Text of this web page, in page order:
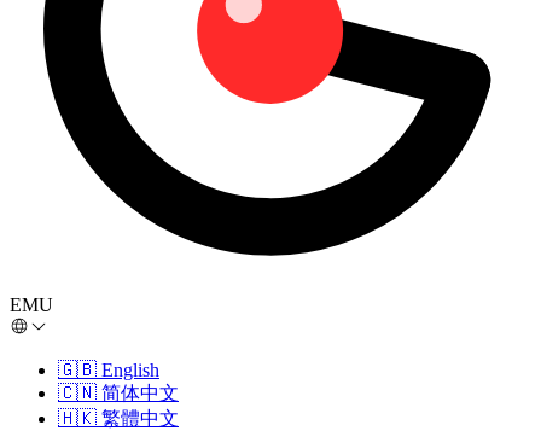
EMU
🇬🇧 English
🇨🇳 简体中文
🇭🇰 繁體中文